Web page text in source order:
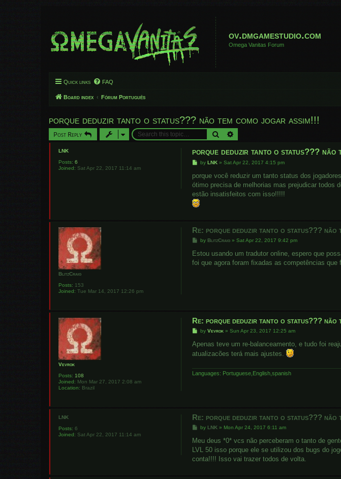
ov.dmgamestudio.com
Omega Vanitas Forum
Quick links FAQ
Board index Fórum Português
porque deduzir tanto o status??? não tem como jogar assim!!!
Post Reply Search
LNK
Posts: 6
Joined: Sat Apr 22, 2017 11:14 am
porque deduzir tanto o status??? não
P
s
byLNK »Sat Apr 22, 2017 4:15 pm
porque você reduzir um tanto status dos
ótimo precisa de melhorias mas prejudicar todos
estão insatisfeitos com isso!!!!!
BlitzCraig
Posts: 153
Joined: Tue Mar 14, 2017 12:26 pm
Re: porque deduzir tanto o status??? não
P
s
byBlitzCraig »Sat Apr 22, 2017 9:42 pm
Estou usando um tradutor online, espero que
foi que agora foram fixadas as competências que
Vevrok
Posts: 108
Joined: Mon Mar 27, 2017 2:08 am
Location: Brazil
Re: porque deduzir tanto o status??? não
P
s
byVevrok »Sun Apr 23, 2017 12:25 am
Apenas teve um re-balanceamento, e tudo foi
atualizacões terá mais ajustes.
Languages: Portuguese,English,spanish
LNK
Posts: 6
Joined: Sat Apr 22, 2017 11:14 am
Re: porque deduzir tanto o status??? não
P
s
byLNK » Mon Apr 24, 2017 6:11 am
Meu deus *0* vcs não perceberam o tanto de
LVL 50 isso porque ele se utilizou dos bugs do
conta!!!! Isso vai trazer todos de volta.